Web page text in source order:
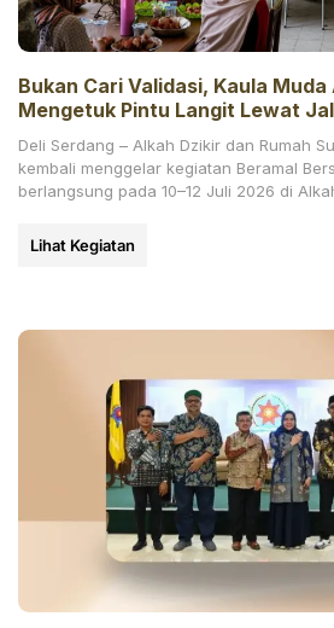
Bukan Cari Validasi, Kaula Muda
Mengetuk Pintu Langit Lewat
Deli Serdang – Alkah Dzikir dan Rumah
kembali menggelar kegiatan Beramal
berlangsung pada 10–12 Juli 2026 di
Lihat Kegiatan